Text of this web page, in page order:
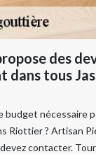
des
dans tous
budget nécessaire
Riottier ? Artisan
contacter.